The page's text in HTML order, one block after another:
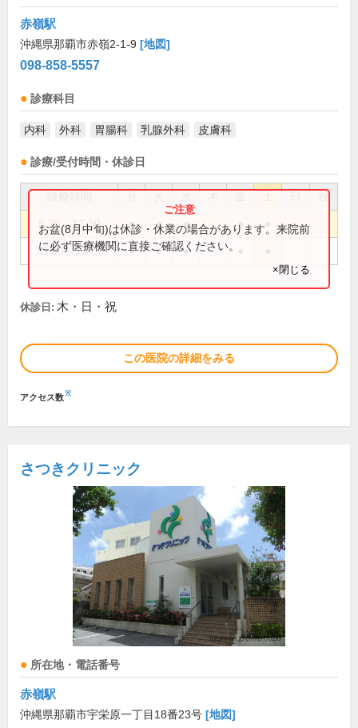
赤嶺駅
沖縄県那覇市赤嶺2-1-9 [地図]
098-858-5557
診療科目
内科 外科 胃腸科 乳腺外科 皮膚科
診療/受付時間・休診日
祝
8:30～11:30 ● ● ● ●
13:30～17:00 ● ● ●
お盆(8月中旬)は休診・休業の場合があります。来院前
に必ず医療機関に直接ご確認ください。
×閉じる
休診日: 木・日・祝
この医院の詳細をみる
アクセス数※
さつきクリニック
所在地・電話番号
赤嶺駅
沖縄県那覇市宇栄原一丁目18番23号 [地図]